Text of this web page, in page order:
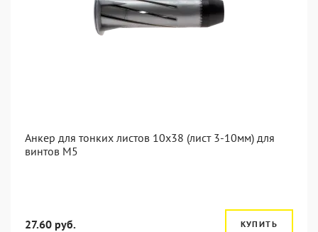
Анкер для тонких листов 10x38 (лист 3-10мм) для
винтов M5
27.60 руб. КУПИТЬ